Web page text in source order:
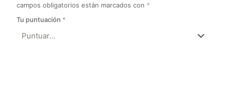
campos obligatorios están marcados con *
Tu puntuación *